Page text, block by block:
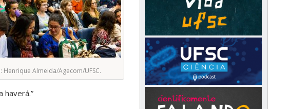
Henrique Almeida/Agecom/UFSC.
haverá.”